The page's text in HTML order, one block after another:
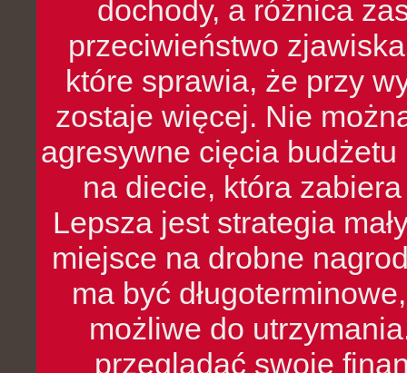
dochody, a różnica
przeciwieństwo
które sprawia, że przy
zostaje więcej. Nie
agresywne cięcia
na diecie, która
Lepsza jest strategia
miejsce na drobne
ma być
możliwe do
przeglądać swoje